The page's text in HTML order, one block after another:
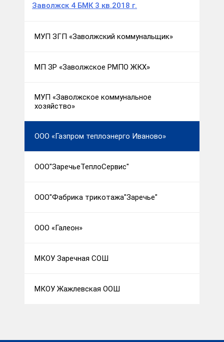
Заволжск 4 БМК 3 кв.2018 г.
МУП ЗГП «Заволжский коммунальщик»
МП ЗР «Заволжское РМПО ЖКХ»
МУП «Заволжское коммунальное
хозяйство»
ООО «Газпром теплоэнерго Иваново»
ООО"ЗаречьеТеплоСервис"
ООО"Фабрика трикотажа"Заречье"
ООО «Галеон»
МКОУ Заречная СОШ
МКОУ Жажлевская ООШ